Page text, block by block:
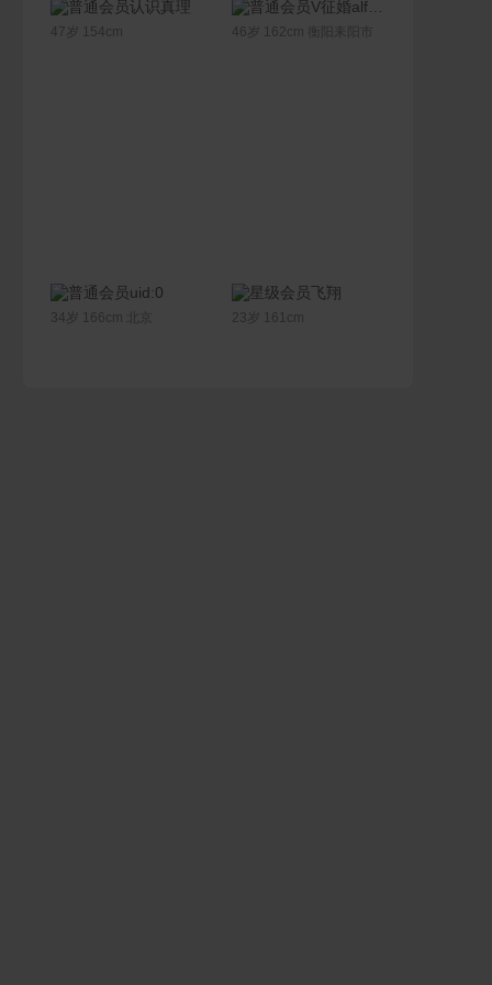
认识真理
47岁 154cm
V征婚alfy1314adn
46岁 162cm 衡阳耒阳市
联系Ta
uid:0
34岁 166cm 北京
联系Ta
飞翔
23岁 161cm